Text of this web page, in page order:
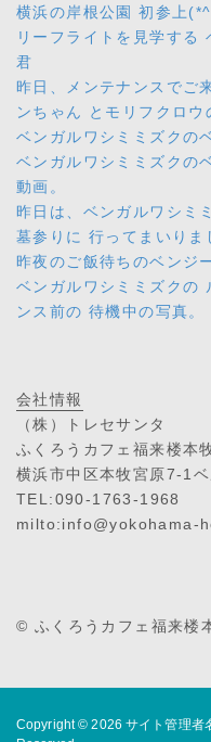
横浜の岸根公園 初参上
リーフライトを見学する
君
昨日、メンテナンスでご
ンちゃん とモリフクロウ
ベンガルワシミミズクの
ベンガルワシミミズクの
動画。
昨日は、ベンガルワシミ
墓参りに 行ってまいりま
昨夜のご飯待ちのベンジ
ベンガルワシミミズクの
ンス前の 待機中の写真。
会社情報
（株）トレセサンタ
ふくろうカフェ福来楼本
横浜市中区本牧宮原7-1
TEL:090-1763-1968
milto:info@yokohama-
© ふくろうカフェ福来
Copyright © 2026サイト管理者